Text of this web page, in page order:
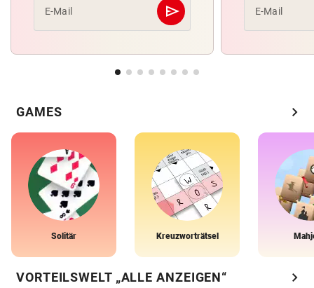
E-Mail send
Abschicken E-Mail
GAMES chevron_right
Solitär Kreuzworträtsel
VORTEILSWELT „ALLE ANZEIGEN“ chevron_right